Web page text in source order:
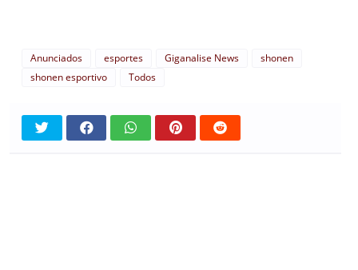
Anunciados esportes Giganalise News
shonen
shonen esportivo
Todos